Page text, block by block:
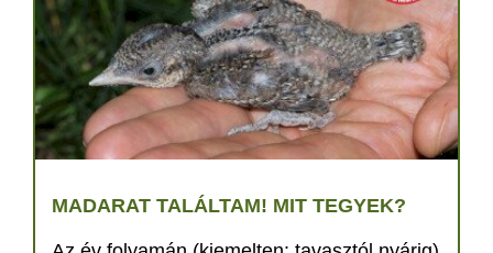
MADARAT TALÁLTAM! MIT TEGYEK?